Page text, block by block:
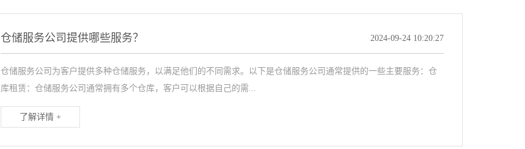
仓储服务公司提供哪些服务？ 2024-09-24 10:20:27
仓储服务公司为客户提供多种仓储服务，以满足他们的不同需求。以下是仓储服务公司通常提供的一些主要服务：仓
库租赁：仓储服务公司通常拥有多个仓库，客户可以根据自己的需...
了解详情 +